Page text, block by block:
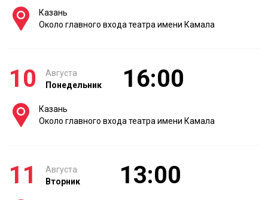
Казань
Около главного входа театра имени Камала
10
Августа
Понедельник
16:00
Казань
Около главного входа театра имени Камала
11
Августа
Вторник
13:00